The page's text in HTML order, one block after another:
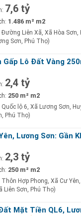
7,6 tỷ
1.486 m² m2
Đường Liên Xã, Xã Hòa
Sơn, Phú Thọ)
Gấp Lô Đất Vàng
2,4 tỷ
250 m² m2
Quốc lộ 6, Xã Lương Sơn,
Phú Thọ)
Lương Sơn: Gần
2,3 tỷ
250 m² m2
Thôn Hợp Phong, Xã Cư
Liên Sơn, Phú Thọ)
Mặt Tiền QL6,